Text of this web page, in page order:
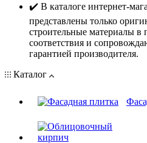
✔️ В каталоге интернет-
представлены только
строительные материалы
соответствия и
гарантией производителя.
Каталог